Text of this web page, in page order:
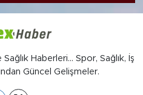
Haberleri... Spor, Sağlık, İş
Güncel Gelişmeler.